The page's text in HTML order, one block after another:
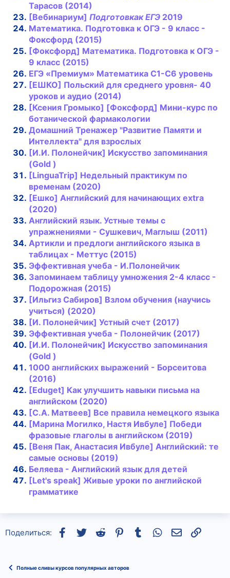
Тарасов (2014)
[Вебинариум] Подготовкак ЕГЭ 2019
Математика. Подготовка к ОГЭ - 9 класс -
Фоксфорд (2015)
[Фоксфорд] Математика. Подготовка к ОГЭ -
9 класс (2015)
ЕГЭ «Премиум» Математика С1-С6 уровень
[ЕШКО] Польский для среднего уровня- 40
уроков и аудио (2014)
[Ксения Громыко] [Фоксфорд] Мини-курс по
ботанической фармакологии
Домашний Тренажер "Развитие Памяти и
Интеллекта" для взрослых
[И.И. Полонейчик] Искусство запоминания
(Gold )
[LinguaTrip] Недельный практикум по
временам (2020)
[Ешко] Английский для начинающих extra
(2020)
Английский язык. Устные темы с
упражнениями - Сушкевич, Маглыш (2011)
Артикли и предлоги английского языка в
таблицах - Меттус (2015)
Эффективная учеба - И.Полонейчик
Запоминаем таблицу умножения 2-4 класс -
Подорожная (2015)
[Ильгиз Сабиров] Взлом обучения (научись
учиться) (2020)
[И. Полонейчик] Устный счет (2017)
Эффективная учеба - Полонейчик (2017)
[И.И. Полонейчик] Искусство запоминания
(Gold )
1000 английских выражений - Борсеитова
(2016)
[Eduget] Как улучшить навыки письма на
английском (2020)
[С.А. Матвеев] Все правила немецкого языка
[Марина Могилко, Настя Ивбуле] Победи
фразовые глаголы в английском (2019)
[Веня Пак, Анастасия Ивбуле] Английский: те
самые основы (2019)
Беляева - Английский язык для детей
[Let's speak] Живые уроки по английской
грамматике
Поделиться: Facebook
TwitterReddit Pinterest
Tumblr WhatsAppСсылка
Полные сливы курсов популярных авторов